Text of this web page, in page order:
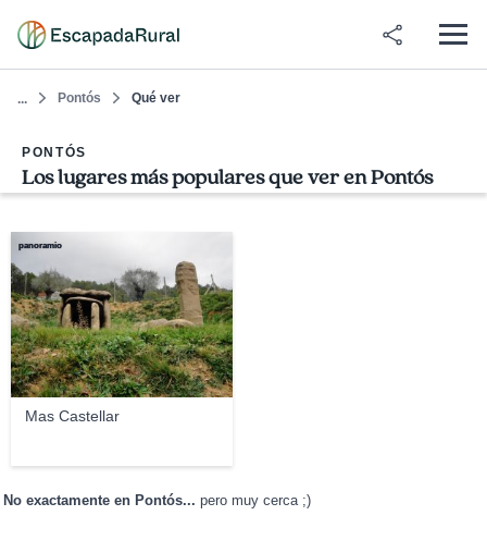
... Pontós Qué ver
PONTÓS
Los lugares más populares que ver en Pontós
Mas Castellar
panoramio
No exactamente en Pontós... pero muy cerca ;)